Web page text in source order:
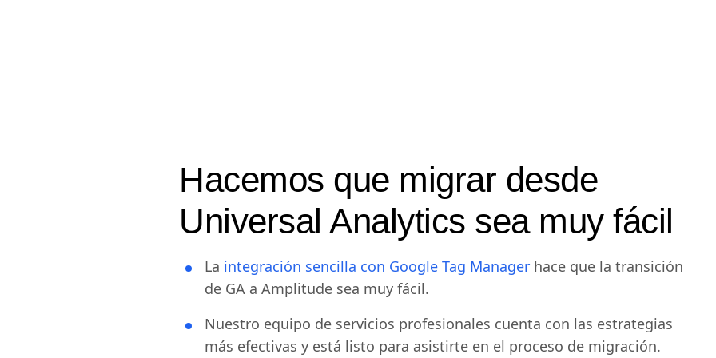
Hacemos que migrar desde
Universal Analytics sea muy fácil
La integración sencilla con Google Tag Manager hace que la transición
de GA a Amplitude sea muy fácil.
Nuestro equipo de servicios profesionales cuenta con las estrategias
más efectivas y está listo para asistirte en el proceso de migración.